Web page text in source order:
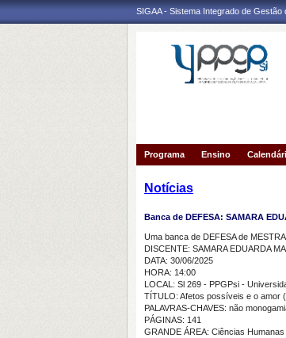
SIGAA - Sistema Integrado de Gestão
Programa Ensino
Notícias
Banca de DEFESA: SAMARA
Uma banca de DEFESA de
DISCENTE: SAMARA EDUARDA
DATA: 30/06/2025
HORA: 14:00
LOCAL: Sl 269 - PPGPsi -
TÍTULO: Afetos possíveis e o amor
PALAVRAS-CHAVES: não
PÁGINAS: 141
GRANDE ÁREA: Ciências Humanas